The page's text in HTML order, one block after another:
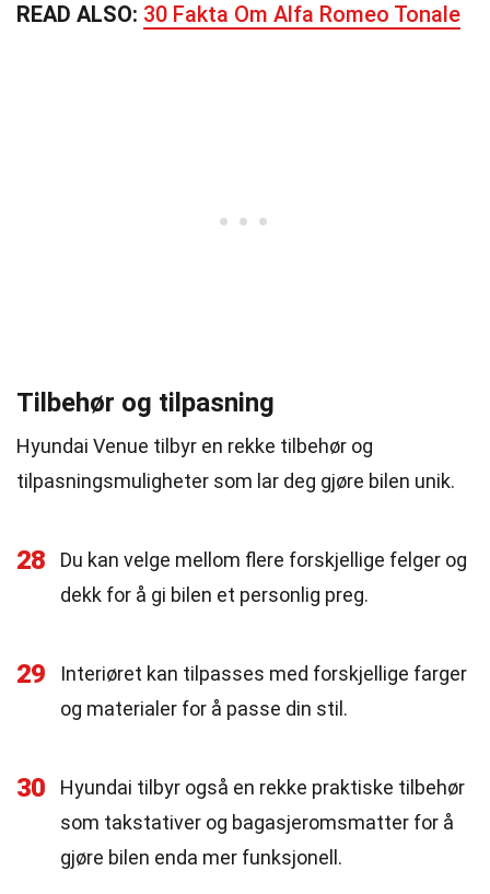
READ ALSO: 30 Fakta Om Alfa Romeo Tonale
Tilbehør og tilpasning
Hyundai Venue tilbyr en rekke tilbehør og
tilpasningsmuligheter som lar deg gjøre bilen unik.
28
Du kan velge mellom flere forskjellige felger og
dekk for å gi bilen et personlig preg.
29
Interiøret kan tilpasses med forskjellige farger
og materialer for å passe din stil.
30
Hyundai tilbyr også en rekke praktiske tilbehør
som takstativer og bagasjeromsmatter for å
gjøre bilen enda mer funksjonell.